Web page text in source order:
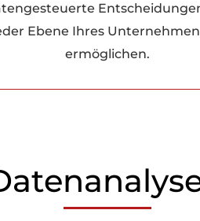
Ebene Ihres
ermöglichen.